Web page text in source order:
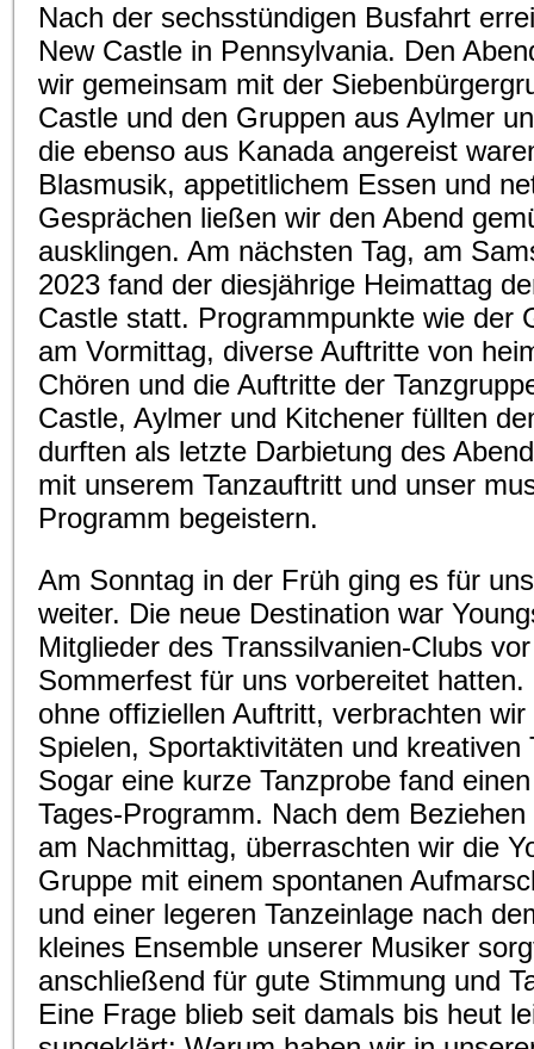
Nach der sechsstündigen Busfahrt
New Castle in Pennsylvania. Den
wir gemeinsam mit der
Castle und den Gruppen aus Aylmer
die ebenso aus Kanada angereist
Blasmusik, appetitlichem Essen und
Gesprächen ließen wir den Abend
ausklingen. Am nächsten Tag, am
2023 fand der diesjährige Heimattag
Castle statt. Programmpunkte wie der
am Vormittag, diverse Auftritte von
Chören und die Auftritte der
Castle, Aylmer und Kitchener füllten
durften als letzte Darbietung des
mit unserem Tanzauftritt und unser
Programm begeistern.
Am Sonntag in der Früh ging es für
weiter. Die neue Destination war
Mitglieder des Transsilvanien-Clubs
Sommerfest für uns vorbereitet hatten.
ohne offiziellen Auftritt, verbrachten
Spielen, Sportaktivitäten und kreativen
Sogar eine kurze Tanzprobe fand
Tages-Programm. Nach dem
am Nachmittag, überraschten wir die
Gruppe mit einem spontanen
und einer legeren Tanzeinlage nach
kleines Ensemble unserer Musiker
anschließend für gute Stimmung und
Eine Frage blieb seit damals bis heut